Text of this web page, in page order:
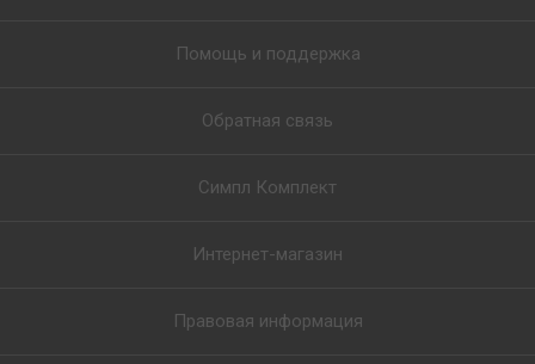
Помощь и поддержка
Обратная связь
Симпл Комплект
Интернет-магазин
Правовая информация